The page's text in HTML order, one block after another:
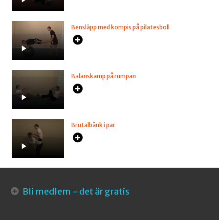
Bensläpp med kompis på pilatesboll
Balanskamp på rumpan
Brutalbänk i par
Bli medlem - det är gratis